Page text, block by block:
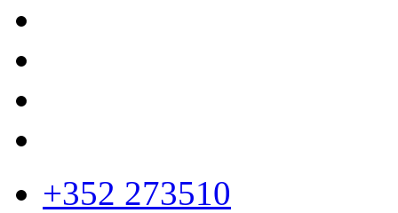
+352 273510